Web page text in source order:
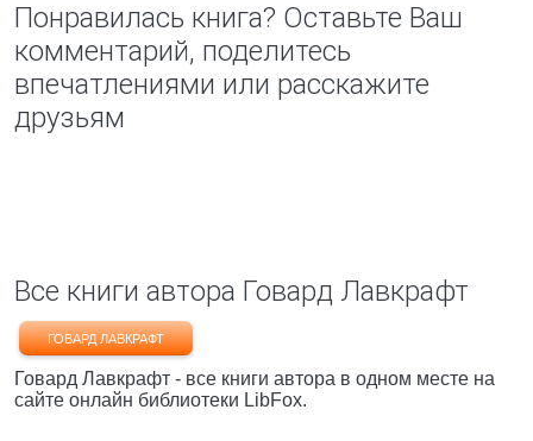
Понравилась книга? Оставьте Ваш
комментарий, поделитесь
впечатлениями или расскажите
друзьям
Все книги автора Говард Лавкрафт
ГОВАРД ЛАВКРАФТ
Говард Лавкрафт - все книги автора в одном месте на
сайте онлайн библиотеки LibFox.